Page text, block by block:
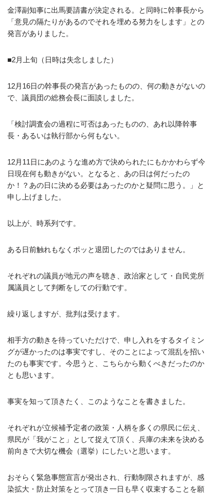
金澤副知事に出馬要請書が決定される。と同時に幹事長から
「意見の隔たりがあるのでそれを埋める努力をします」との
発言がありました。
■2月上旬（日時は失念しました）
12月16日の幹事長の発言があったものの、何の動きがないの
で、議員団の総務会長に面談しました。
「検討調査会の過程に可否はあったものの、あれ以降幹事
長・あるいは執行部から何もない。
12月11日にあのような進め方で決められたにもかかわらず今
日現在何も動きがない。となると、あの日は何だったの
か！？あの日に決める必要はあったのかと疑問に思う。」と
申し上げました。
以上が、時系列です。
ある日前触れもなくポッと退団したのではありません。
それぞれの議員が地元の声を聴き、政治家として・自民党所
属議員として判断をしての行動です。
繰り返しますが、批判は受けます。
相手方の動きを待っていただけで、申し入れをするタイミン
グが遅かったのは事実ですし、そのことによって混乱を招い
たのも事実です。今思うと、こちらから動くべきだったのか
とも思います。
事実を知って頂きたく、このようなことを書きました。
それぞれが立候補予定者の政策・人柄を多くの県民に伝え、
県民が「我がこと」として捉えて頂く、兵庫の未来を決める
前向きで大切な機会（選挙）にしたいと思います。
おそらく緊急事態宣言が発出され、行動制限されますが、感
染拡大・防止対策をとって頂き一日も早く収束することを願